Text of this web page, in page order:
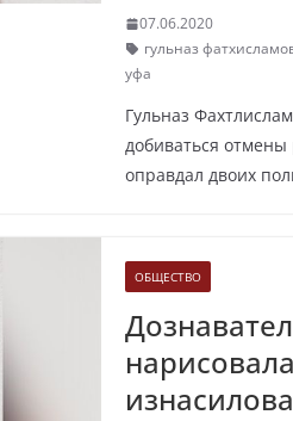
07.06.2020
гульназ
уфа
Гульназ
добиваться
оправдал двоих
ОБЩЕСТВО